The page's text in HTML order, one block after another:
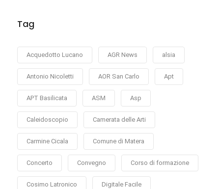
Tag
Acquedotto Lucano AGR News alsia
Antonio Nicoletti AOR San Carlo Apt
APT Basilicata ASM Asp
Caleidoscopio Camerata delle Arti
Carmine Cicala Comune di Matera
Concerto Convegno Corso di formazione
Cosimo Latronico Digitale Facile